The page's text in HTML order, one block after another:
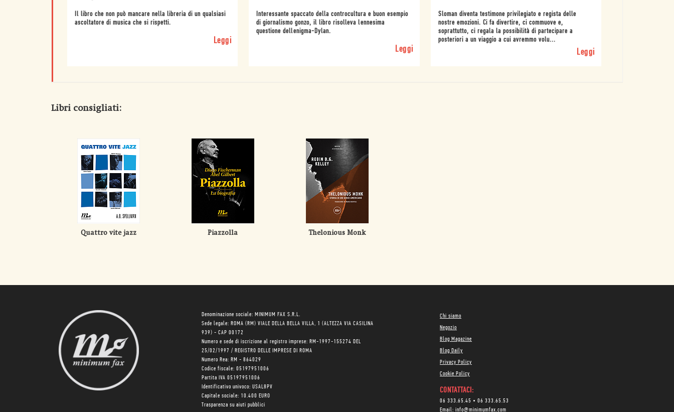
Il libro che non può mancare nella libreria di un qualsiasi
ascoltatore di musica che si rispetti.
Leggi
Interessante spaccato della controcultura e buon esempio
di giornalismo gonzo, il libro risolleva lennesima
questione dellenigma-Dylan.
Leggi
Sloman diventa testimone privilegiato e regista delle
nostre emozioni. Ci fa divertire, ci commuove e,
soprattutto, ci regala la possibilità di partecipare a
posteriori a un viaggio a cui avremmo volu...
Leggi
Libri consigliati:
Quattro vite jazz Piazzolla Thelonious Monk
Denominazione sociale: MINIMUM FAX S.R.L.
Sede legale: ROMA (RM) VIALE DELLA BELLA VILLA, 1 (ALTEZZA VIA CASILINA
939) - CAP 00172
Numero e sede di iscrizione al registro imprese: RM-1997-155274 DEL
25/02/1997 / REGISTRO DELLE IMPRESE DI ROMA
Numero Rea: RM - 864029
Codice fiscale: 05197951006
Partita IVA 05197951006
Identificativo univoco: USAL8PV
Capitale sociale: 10.400 EURO
Trasparenza su aiuti pubblici
Chi siamo
Negozio
Blog Magazine
Blog Daily
Privacy Policy
Cookie Policy
CONTATTACI:
06 333.65.45 • 06 333.65.53
Email: info@minimumfax.com